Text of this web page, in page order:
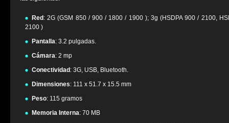
Red : 2G (GSM 850 / 900 / 1800 / 1900 ); 3g (HSDPA 900 / 2100,
2100 )
Pantalla: 3.2 pulgadas.
Cámara: 2 mp
Conectividad : 3G, USB, Bluetooth.
Dimensiones: 111 x 51.7 x 15.5 mm
Peso: 115 gramos
Memoria Interna: 70 MB